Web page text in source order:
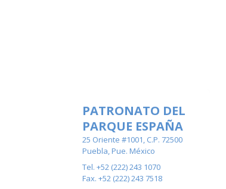
PATRONATO DEL
PARQUE ESPAÑA
25 Oriente #1001, C.P. 72500
Puebla, Pue. México
Tel. +52 (222) 243 1070
Fax. +52 (222) 243 7518